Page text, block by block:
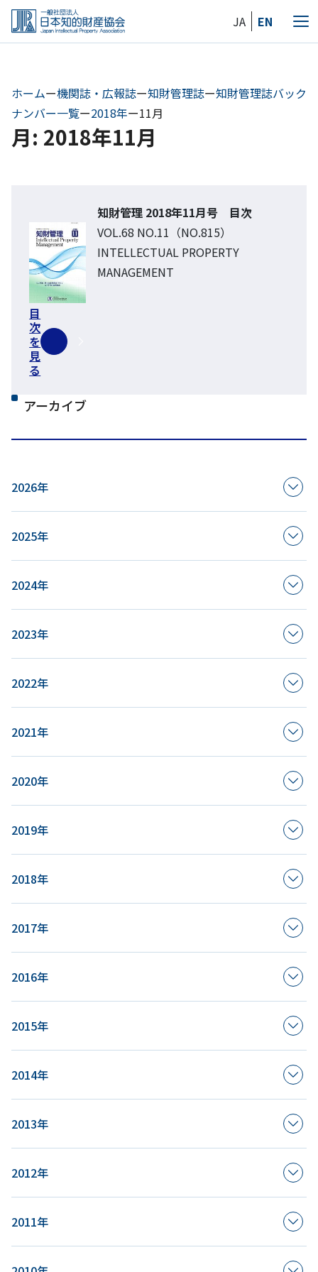
Skip
the
JA EN
メ
ー
ホームー機関誌・広報誌ー知財管理誌ー知財管理誌バック
ナンバー一覧ー2018年ー11月
月: 2018年11月
知財管理 2018年11月号 目次
VOL.68 NO.11（NO.815）
INTELLECTUAL PROPERTY
MANAGEMENT
目
次
を
見
る
アーカイブ
2026年
2025年
2024年
2023年
2022年
2021年
2020年
2019年
2018年
2017年
2016年
2015年
2014年
2013年
2012年
2011年